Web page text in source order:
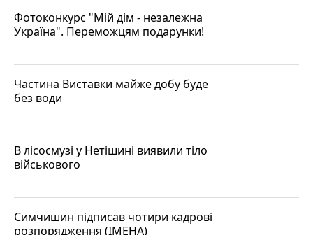
Фотоконкурс "Мій дім - незалежна
Україна". Переможцям подарунки!
Частина Виставки майже добу буде
без води
В лісосмузі у Нетішині виявили тіло
військового
Симчишин підписав чотири кадрові
розпорядження (ІМЕНА)